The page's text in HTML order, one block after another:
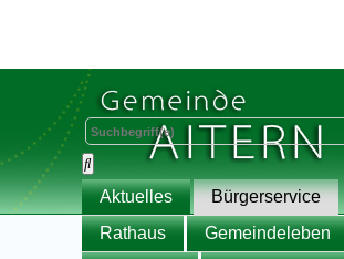
Aktuelles
Bürgerservice
Rathaus
Gemeindeleben